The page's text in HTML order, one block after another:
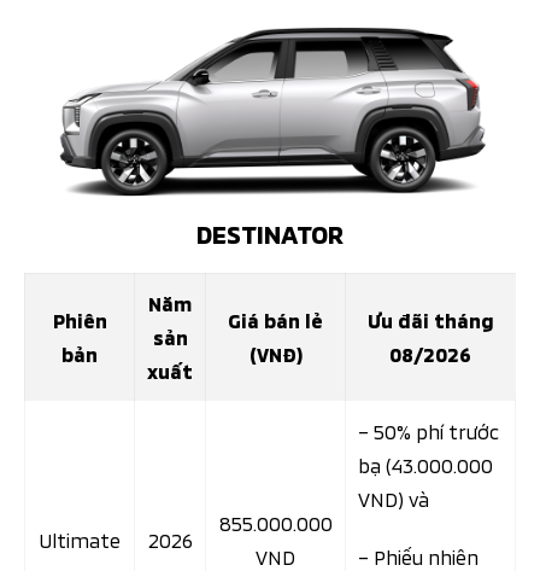
DESTINATOR
Phiên
bản
Năm
sản
xuất
Giá bán lẻ
(VNĐ)
Ưu đãi tháng
08/2026
Ultimate 2026
855.000.000
VND
– 50% phí trước
bạ (43.000.000
VND) và
– Phiếu nhiên